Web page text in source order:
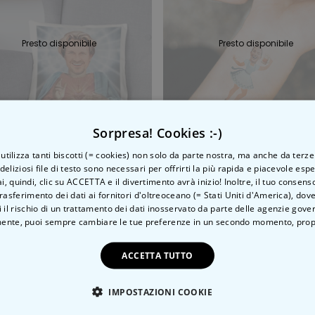
Presto disponibile
Federa Cuscino Personalizzata con Aureola e Viso
Presto disponibile
16,99 €
Sorpresa! Cookies :-)
tanti biscotti (= cookies) non solo da parte nostra, ma anche da
file di testo sono necessari per offrirti la più rapida e piacevole
quindi, clic su ACCETTA e il divertimento avrà inizio! Inoltre, il tuo
dei dati ai fornitori d'oltreoceano (= Stati Uniti d'America),
il rischio di un trattamento dei dati inosservato da parte delle agenzie
puoi sempre cambiare le tue preferenze in un secondo momento,
ACCETTA TUTTO
IMPOSTAZIONI COOKIE